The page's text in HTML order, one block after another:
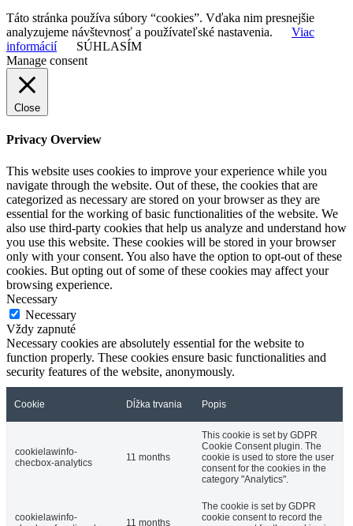
Táto stránka používa súbory “cookies”. Vďaka nim presnejšie
analyzujeme návštevnosť a používateľské nastavenia.
Viac
informácií
SÚHLASÍM
Manage consent
Close
Privacy Overview
This website uses cookies to improve your experience while you
navigate through the website. Out of these, the cookies that are
categorized as necessary are stored on your browser as they are
essential for the working of basic functionalities of the website. We
also use third-party cookies that help us analyze and understand how
you use this website. These cookies will be stored in your browser
only with your consent. You also have the option to opt-out of these
cookies. But opting out of some of these cookies may affect your
browsing experience.
Necessary
Necessary
Vždy zapnuté
Necessary cookies are absolutely essential for the website to
function properly. These cookies ensure basic functionalities and
security features of the website, anonymously.
Cookie Dĺžka trvania Popis
cookielawinfo-
checbox-analytics
11 months
This cookie is set by GDPR
Cookie Consent plugin. The
cookie is used to store the user
consent for the cookies in the
category "Analytics".
cookielawinfo-
11 months
The cookie is set by GDPR
cookie consent to record the